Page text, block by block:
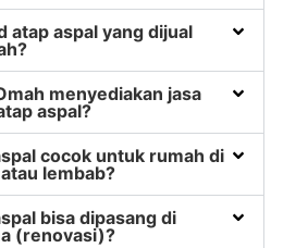
atap aspal yang dijual
menyediakan jasa
aspal?
cocok untuk rumah di
lembab?
bisa dipasang di
(renovasi)?